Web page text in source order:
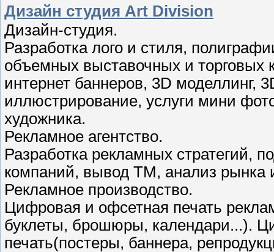
Дизайн студия Art Division
Дизайн-студия.
Разработка лого и стиля,
объемных выставочных и торговых
интернет баннеров, 3D моделлинг,
иллюстрирование, услуги мини
художника.
Рекламное агентство.
Разработка рекламных стратегий,
компаний, вывод ТМ, анализ рынка
Рекламное производство.
Цифровая и офсетная печать
буклеты, брошюры, календари...).
печать(постеры, баннера,